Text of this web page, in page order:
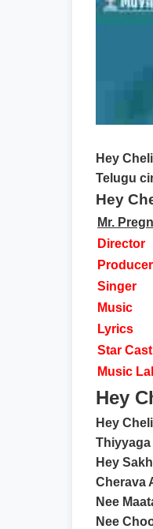
Hey
Telugu
Hey
Mr.
Director
Singer
Music
Lyrics
Star Cast
Music
Hey
Hey
Thiyyaga
Hey
Cherava
Nee
Nee